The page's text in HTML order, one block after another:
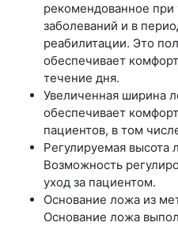
рекомендованное при
заболеваний и в
реабилитации. Это
обеспечивает
течение дня.
Увеличенная ширина
обеспечивает
пациентов, в том
Регулируемая высота
Возможность
уход за пациентом.
Основание ложа из
Основание ложа